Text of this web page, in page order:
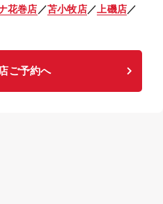
花巻店 ／苫小牧店／ 上磯店／
ご予約へ